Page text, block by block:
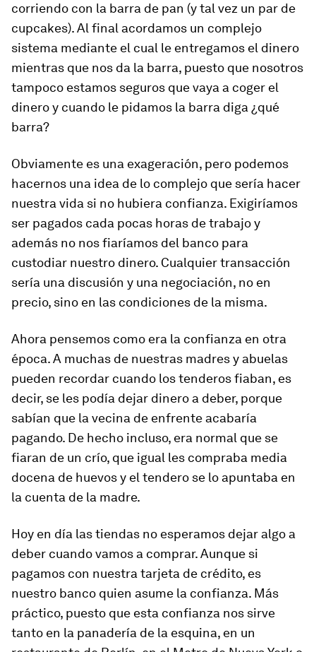
corriendo con la barra de pan (y tal vez un par de
cupcakes). Al final acordamos un complejo
sistema mediante el cual le entregamos el dinero
mientras que nos da la barra, puesto que nosotros
tampoco estamos seguros que vaya a coger el
dinero y cuando le pidamos la barra diga ¿qué
barra?
Obviamente es una exageración, pero podemos
hacernos una idea de lo complejo que sería hacer
nuestra vida si no hubiera confianza. Exigiríamos
ser pagados cada pocas horas de trabajo y
además no nos fiaríamos del banco para
custodiar nuestro dinero. Cualquier transacción
sería una discusión y una negociación, no en
precio, sino en las condiciones de la misma.
Ahora pensemos como era la confianza en otra
época. A muchas de nuestras madres y abuelas
pueden recordar cuando los tenderos fiaban, es
decir, se les podía dejar dinero a deber, porque
sabían que la vecina de enfrente acabaría
pagando. De hecho incluso, era normal que se
fiaran de un crío, que igual les compraba media
docena de huevos y el tendero se lo apuntaba en
la cuenta de la madre.
Hoy en día las tiendas no esperamos dejar algo a
deber cuando vamos a comprar. Aunque si
pagamos con nuestra tarjeta de crédito, es
nuestro banco quien asume la confianza. Más
práctico, puesto que esta confianza nos sirve
tanto en la panadería de la esquina, en un